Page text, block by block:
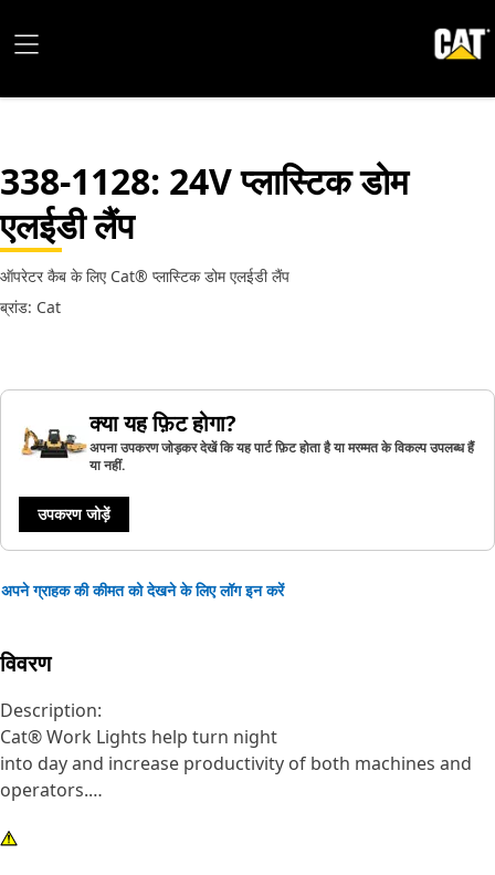
338-1128: 24V प्लास्टिक डोम
एलईडी लैंप
ऑपरेटर कैब के लिए Cat® प्लास्टिक डोम एलईडी लैंप
ब्रांड: Cat
क्या यह फ़िट होगा?
अपना उपकरण जोड़कर देखें कि यह पार्ट फ़िट होता है या मरम्मत के विकल्प उपलब्ध हैं
या नहीं.
उपकरण जोड़ें
अपने ग्राहक की कीमत को देखने के लिए लॉग इन करें
विवरण
Description:
Cat® Work Lights help turn night
into day and increase productivity of both machines and
operators.
Attributes: